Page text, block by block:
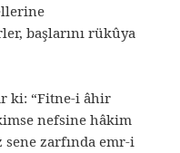
başlarını rükûya
ki: “Fitne-i âhir
nefsine hâkim
zarfında emr-i